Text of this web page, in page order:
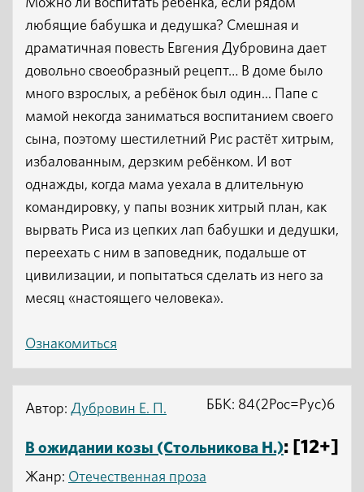
Можно ли воспитать ребенка, если рядом
любящие бабушка и дедушка? Смешная и
драматичная повесть Евгения Дубровина дает
довольно своеобразный рецепт… В доме было
много взрослых, а ребёнок был один... Папе с
мамой некогда заниматься воспитанием своего
сына, поэтому шестилетний Рис растёт хитрым,
избалованным, дерзким ребёнком. И вот
однажды, когда мама уехала в длительную
командировку, у папы возник хитрый план, как
вырвать Риса из цепких лап бабушки и дедушки,
переехать с ним в заповедник, подальше от
цивилизации, и попытаться сделать из него за
месяц «настоящего человека».
Ознакомиться
Автор: Дубровин Е. П.
В ожидании козы (Стольникова Н.): [12+]
Жанр: Отечественная проза
ББК: 84(2Рос=Рус)6